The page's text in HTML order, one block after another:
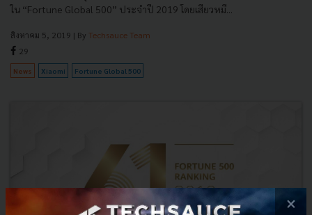
ใน “Fortune Global 500” ประจำปี 2019 โดยเสียวหมี...
สิงหาคม 5, 2019 | By Techsauce Team
29
News Xiaomi Fortune Global 500
×